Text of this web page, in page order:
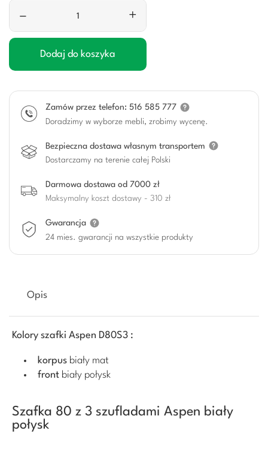
– +
Dodaj do koszyka
Zamów przez telefon: 516 585 777
Doradzimy w wyborze mebli, zrobimy wycenę.
Bezpieczna dostawa własnym transportem
Dostarczamy na terenie całej Polski
Darmowa dostawa od 7000 zł
Maksymalny koszt dostawy - 310 zł
Gwarancja
24 mies. gwarancji na wszystkie produkty
Opis
Kolory szafki Aspen D80S3 :
korpus biały mat
front biały połysk
Szafka 80 z 3 szufladami Aspen biały
połysk